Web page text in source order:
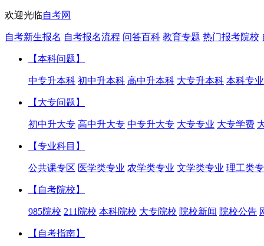
欢迎光临自考网
自考新生报名 自考报名流程 问答百科 教育专题 热门报考院校
【本科问题】
中专升本科 初中升本科 高中升本科 大专升本科 本科专业
【大专问题】
初中升大专 高中升大专 中专升大专 大专专业 大专学费
【专业科目】
公共课专区 医学类专业 农学类专业 文学类专业 理工类
【自考院校】
985院校 211院校 本科院校 大专院校 院校新闻 院校公告
【自考指南】